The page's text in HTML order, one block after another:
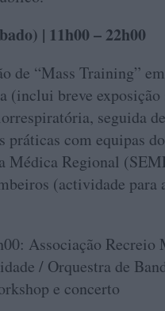
| 11h00 – 22h00
de “Mass Training”
(inclui breve exposição
seguida de
práticas com equipas
Médica Regional
(actividade para
Associação Recreio
/ Orquestra de
e concerto